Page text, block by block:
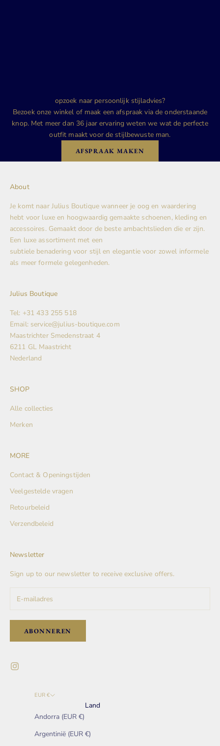
opzoek naar persoonlijk stijladvies?
Bezoek onze winkel of maak een afspraak via de onderstaande
knop. Met meer dan 36 jaar ervaring weten we wat de perfecte
outfit maakt voor de stijlbewuste man.
AFSPRAAK MAKEN
About
Je komt naar Julius Boutique wanneer je oog en waardering
hebt voor luxe en hoogwaardig gemaakte schoenen, kleding en
accessoires. Gemaakt door de beste ambachtslieden die er zijn.
Een luxe assortiment met een
subtiele benadering voor stijl en elegantie voor zowel informele
als meer formele gelegenheden.
Julius Boutique
Tel: +31 433 255 518
Email: service@julius-boutique.com
Maastrichter Smedenstraat 4
6211 GL Maastricht
Nederland
SHOP
Alle collecties
Merken
MORE
Contact & Openingstijden
Veelgestelde vragen
Retourbeleid
Verzendbeleid
Newsletter
Sign up to our newsletter to receive exclusive offers.
ABONNEREN
EUR €
Land
Andorra (EUR €)
Argentinië (EUR €)